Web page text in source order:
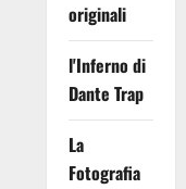
originali
l'Inferno di
Dante Trap
La
Fotografia